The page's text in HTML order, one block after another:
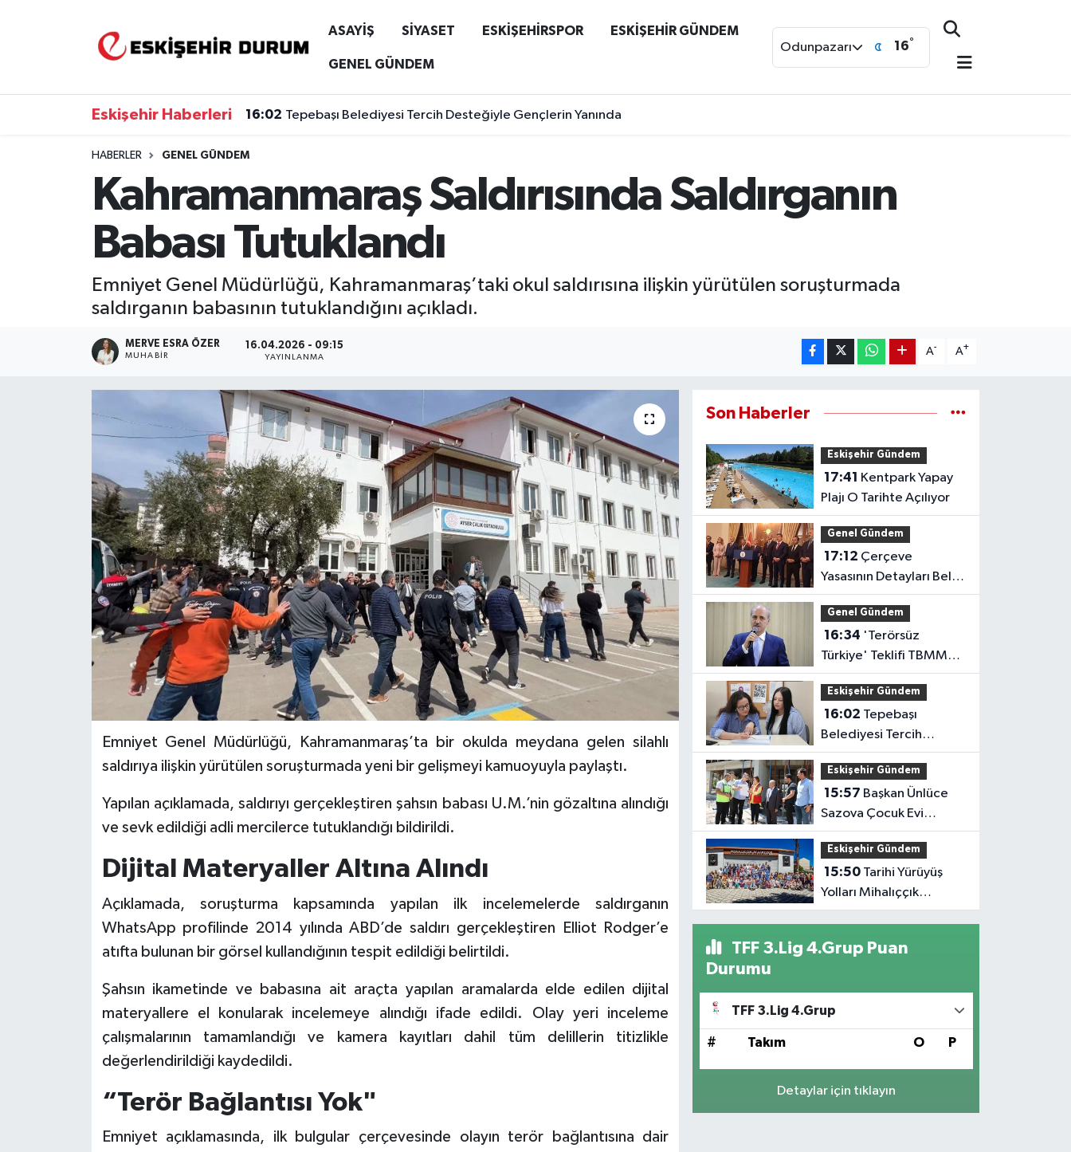
ASAYİŞ SİYASET ESKİŞEHİRSPOR ESKİŞEHİR GÜNDEM
GENEL GÜNDEM
Odunpazarı 16°
Eskişehir Haberleri 15:57 Başkan Ünlüce Sazova Çocuk Evi İnşaatını İnceledi
HABERLER GENEL GÜNDEM
Kahramanmaraş Saldırısında Saldırganın
Babası Tutuklandı
Emniyet Genel Müdürlüğü, Kahramanmaraş’taki okul saldırısına ilişkin yürütülen soruşturmada
saldırganın babasının tutuklandığını açıkladı.
MERVE ESRA ÖZER
MUHABIR
16.04.2026 - 09:15
YAYINLANMA
A- A+
Emniyet Genel Müdürlüğü, Kahramanmaraş’ta bir okulda meydana gelen silahlı
saldırıya ilişkin yürütülen soruşturmada yeni bir gelişmeyi kamuoyuyla paylaştı.
Yapılan açıklamada, saldırıyı gerçekleştiren şahsın babası U.M.’nin gözaltına alındığı
ve sevk edildiği adli mercilerce tutuklandığı bildirildi.
Dijital Materyaller Altına Alındı
Açıklamada, soruşturma kapsamında yapılan ilk incelemelerde saldırganın
WhatsApp profilinde 2014 yılında ABD’de saldırı gerçekleştiren Elliot Rodger’e
atıfta bulunan bir görsel kullandığının tespit edildiği belirtildi.
Şahsın ikametinde ve babasına ait araçta yapılan aramalarda elde edilen dijital
materyallere el konularak incelemeye alındığı ifade edildi. Olay yeri inceleme
çalışmalarının tamamlandığı ve kamera kayıtları dahil tüm delillerin titizlikle
değerlendirildiği kaydedildi.
“Terör Bağlantısı Yok"
Emniyet açıklamasında, ilk bulgular çerçevesinde olayın terör bağlantısına dair
Son Haberler
Eskişehir Gündem
17:41
Plajı O Tarihte Açılıyor
Genel Gündem
17:12
Yasasının Detayları Belli
Oldu
Genel Gündem
16:34
Türkiye' Teklifi TBMM
Başkanlığına Sunuldu
Eskişehir Gündem
16:02
Belediyesi Tercih
Desteğiyle Gençlerin
Yanında
Eskişehir Gündem
15:57
Sazova Çocuk Evi
İnşaatını İnceledi
Eskişehir Gündem
15:50Tarihi Yürüyüş
Yolları Mihalıççık
Rotasıyla Devam Etti
TFF 3.Lig 4.Grup Puan
Durumu
TFF 3.Lig 4.Grup
# Takım O P
Detaylar için tıklayın
Eskişehir Nöbetçi Eczaneler
Eskişehir Trafik Yoğunluk Haritası
Süper Lig Puan Durumu ve Fikstür
Son Dakika Haberleri
Haber Arşivi